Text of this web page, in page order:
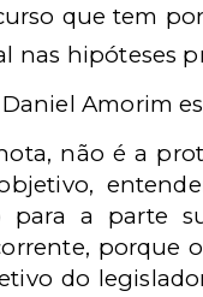
que tem
nas hipóteses
Amorim
não é a
para a parte
porque
do